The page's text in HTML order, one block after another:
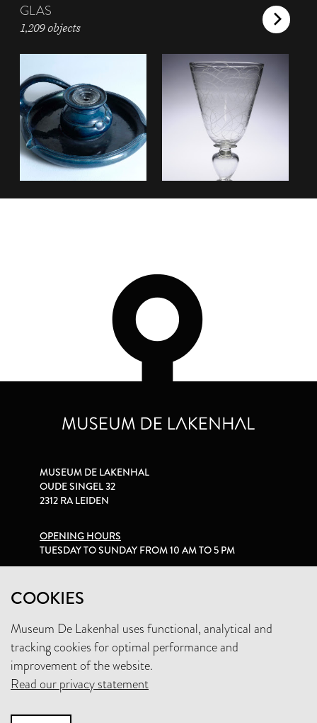
GLAS
1,209 objects
COOKIES
Museum De Lakenhal uses functional, analytical and
tracking cookies for optimal performance and
improvement of the website.
Read our privacy statement
MUSEUM DE LAKENHAL
OUDE SINGEL 32
2312 RA LEIDEN
OPENING HOURS
TUESDAY TO SUNDAY FROM 10 AM TO 5 PM
+31 (0)71 5165360
INFO@LAKENHAL.NL
SUPPORT THE MUSEUM